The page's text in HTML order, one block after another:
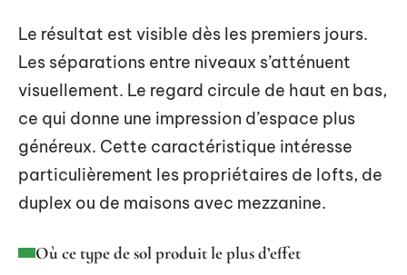
Le résultat est visible dès les premiers jours.
Les séparations entre niveaux s’atténuent
visuellement. Le regard circule de haut en bas,
ce qui donne une impression d’espace plus
généreux. Cette caractéristique intéresse
particulièrement les propriétaires de lofts, de
duplex ou de maisons avec mezzanine.
Où ce type de sol produit le plus d’effet